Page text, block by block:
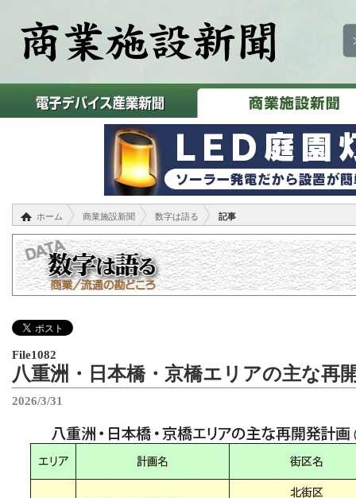
ホーム 商業施設新聞 数字は語る 記事
File1082
八重洲・日本橋・京橋エリアの主な再
2026/3/31